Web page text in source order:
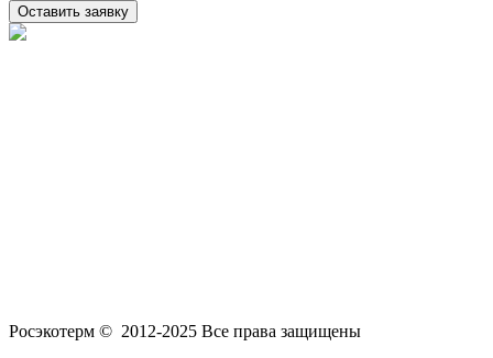
Оставить заявку
Росэкотерм © 2012-2025 Все права защищены